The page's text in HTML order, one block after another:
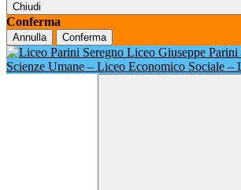
Chiudi
Conferma
Annulla Conferma
Liceo Giuseppe Parini
Scienze Umane – Liceo Economico Sociale